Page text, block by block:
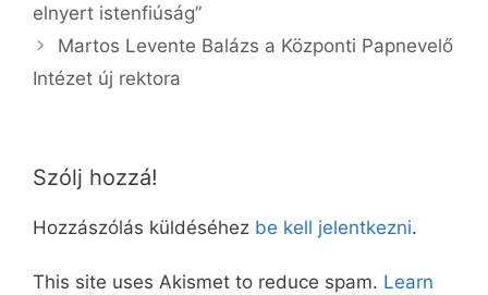
elnyert istenfiúság”
Martos Levente Balázs a Központi Papnevelő
Intézet új rektora
Szólj hozzá!
Hozzászólás küldéséhez be kell jelentkezni.
This site uses Akismet to reduce spam. Learn